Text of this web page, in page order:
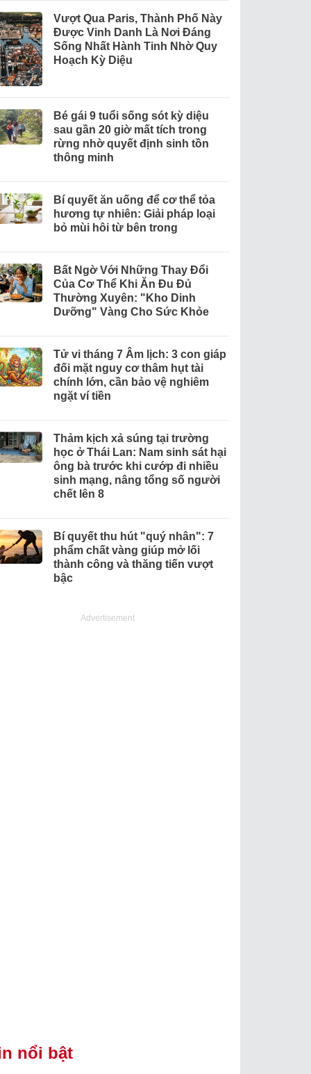
Vượt Qua Paris, Thành Phố Này
Được Vinh Danh Là Nơi Đáng
Sống Nhất Hành Tinh Nhờ Quy
Hoạch Kỳ Diệu
Bé gái 9 tuổi sống sót kỳ diệu
sau gần 20 giờ mất tích trong
rừng nhờ quyết định sinh tồn
thông minh
Bí quyết ăn uống để cơ thể tỏa
hương tự nhiên: Giải pháp loại
bỏ mùi hôi từ bên trong
Bất Ngờ Với Những Thay Đổi
Của Cơ Thể Khi Ăn Đu Đủ
Thường Xuyên: "Kho Dinh
Dưỡng" Vàng Cho Sức Khỏe
Tử vi tháng 7 Âm lịch: 3 con giáp
đối mặt nguy cơ thâm hụt tài
chính lớn, cần bảo vệ nghiêm
ngặt ví tiền
Thảm kịch xả súng tại trường
học ở Thái Lan: Nam sinh sát hại
ông bà trước khi cướp đi nhiều
sinh mạng, nâng tổng số người
chết lên 8
Bí quyết thu hút "quý nhân": 7
phẩm chất vàng giúp mở lối
thành công và thăng tiến vượt
bậc
Advertisement
nổi bật